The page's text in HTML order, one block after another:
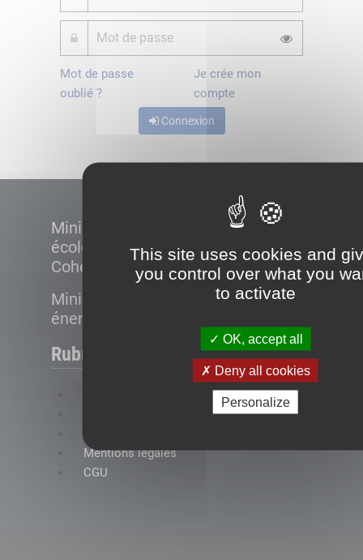
This site uses cookies and
you control over what you
to activate
OK, accept all
Deny all cookies
Personalize
Mot de passe
oublié ?
Je crée mon
compte
Connexion
Ministère de la Transition
écologique et de la
Cohésion des territoires
Ministère de la Transition
énergétique
Rubriques
Mentions légales
CGU